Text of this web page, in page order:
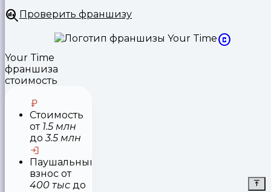
Проверить франшизу
Your Time
франшиза
стоимость
Стоимость
от 1.5 млн
до3.5 млн
Паушальный
взнос от
400 тыс до